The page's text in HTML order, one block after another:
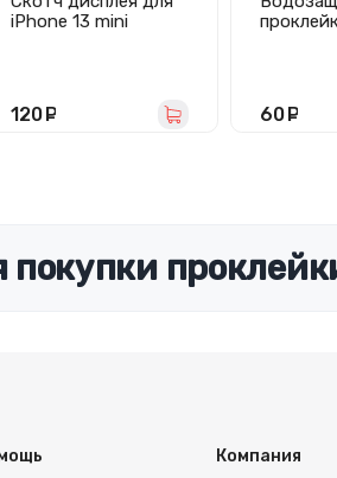
iPhone 13 mini
120 60
покупки
Компания